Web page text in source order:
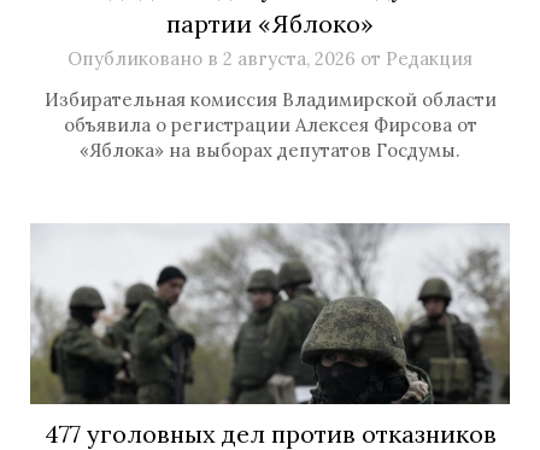
партии «Яблоко»
Опубликовано в 2 августа, 2026 от Редакция
Избирательная комиссия Владимирской области
объявила о регистрации Алексея Фирсова от
«Яблока» на выборах депутатов Госдумы.
477 уголовных дел против отказников